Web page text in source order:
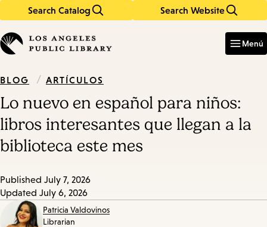
Search Catalog Search Website
in
keywords
Menú
BLOG / ARTÍCULOS
Lo nuevo en español para niños:
libros interesantes que llegan a la
biblioteca este mes
Published July 7, 2026
Updated July 6, 2026
Patricia Valdovinos
Librarian